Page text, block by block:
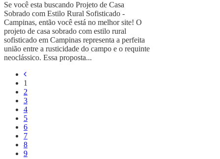
Se você esta buscando Projeto de Casa
Sobrado com Estilo Rural Sofisticado -
Campinas, então você está no melhor site! O
projeto de casa sobrado com estilo rural
sofisticado em Campinas representa a perfeita
união entre a rusticidade do campo e o requinte
neoclássico. Essa proposta...
1
2
3
4
5
6
7
8
9